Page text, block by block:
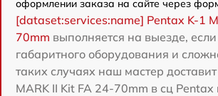
оформлении заказа на сайте через
[dataset:services:name] Pentax K-1
70mm выполняется на выезде, если
габаритного оборудования и
таких случаях наш мастер
MARK II Kit FA 24-70mm в сц